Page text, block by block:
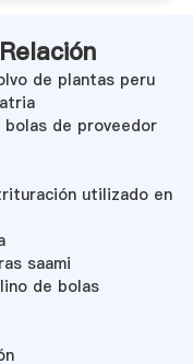
de plantas peru
de proveedor
utilizado en
saami
de bolas